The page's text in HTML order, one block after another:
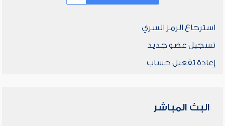
استرجاع الرمز السري
تسجيل عضو جديد
إعادة تفعيل حساب
البث المباشر